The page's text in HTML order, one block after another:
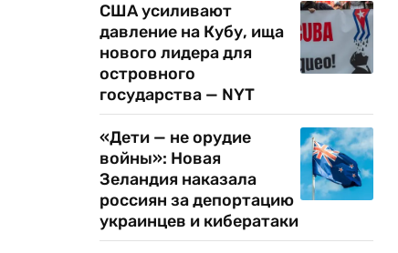
США усиливают
давление на Кубу, ища
нового лидера для
островного
государства — NYT
«Дети — не орудие
войны»: Новая
Зеландия наказала
россиян за депортацию
украинцев и кибератаки